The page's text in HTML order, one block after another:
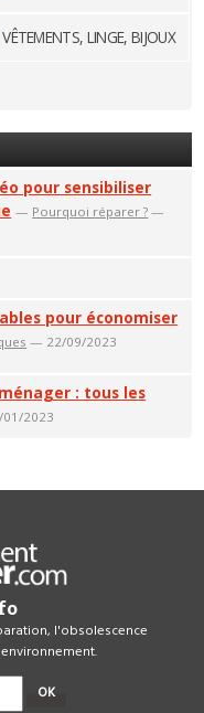
VÊTEMENTS, LINGE, BIJOUX
pour sensibiliser
— Pourquoi réparer ? —
pour économiser
— 22/09/2023
: tous les
2023
l'obsolescence
OK